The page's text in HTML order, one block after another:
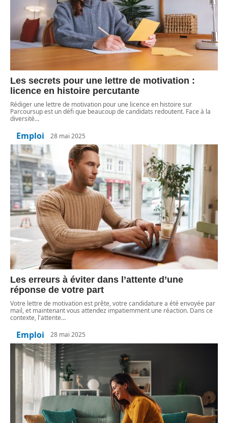
Les secrets pour une lettre de motivation :
licence en histoire percutante
Rédiger une lettre de motivation pour une licence en histoire sur
Parcoursup est un défi que beaucoup de candidats redoutent. Face à la
diversité…
Emploi 28 mai 2025
Les erreurs à éviter dans l’attente d’une
réponse de votre part
Votre lettre de motivation est prête, votre candidature a été envoyée par
mail, et maintenant vous attendez impatiemment une réaction. Dans ce
contexte, l'attente…
Emploi 28 mai 2025